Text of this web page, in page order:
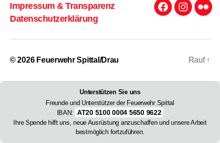
Impressum & Transparenz
Datenschutzerklärung
Facebook
© 2026 Feuerwehr Spittal/Drau Rauf ↑
Unterstützen Sie uns
Freunde und Unterstützer der Feuerwehr Spittal
IBAN: AT20 5100 0004 5650 9622
Ihre Spende hilft uns, neue Ausrüstung anzuschaffen und unsere Arbeit
bestmöglich fortzuführen.